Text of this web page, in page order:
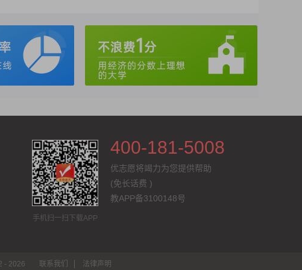
手机扫一扫下载APP
400-181-5008
优志愿将竭力为您提供帮助
(免长话费 )
教APP备3100148号
- 2026 联系我们 法律声明